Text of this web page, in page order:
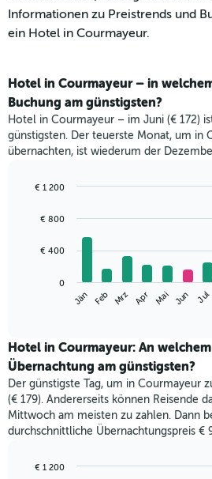
Informationen zu Preistrends und
ein Hotel in Courmayeur.
Hotel in Courmayeur – in
Buchung am günstigsten?
Hotel in Courmayeur – im Juni (€ 172)
günstigsten. Der teuerste Monat, um in
übernachten, ist wiederum der
chart
bars.
folgende
den
durchschnittlichen
Zimmerpreis
im
jeweiligen
Monat
an.
Diagramm
graphic.
Jän Feb Mrz Apr Mai Jun Jul
0
€ 400
€ 800
€ 1 200
Hotel in Courmayeur: An
Übernachtung am günstigsten?
Der günstigste Tag, um in Courmayeur
(€ 179). Andererseits können Reisende
Mittwoch am meisten zu zahlen. Dann
durchschnittliche Übernachtungspreis €
€ 1 200